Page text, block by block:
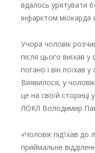
вдалось урятувати
інфарктом міокарда
Учора чоловік
після цього виїхав
погано і він поїхав у
Виявилося, у
це на своїй сторінці
ЛОКЛ Володимир
«Чоловік під’їхав
приймальне